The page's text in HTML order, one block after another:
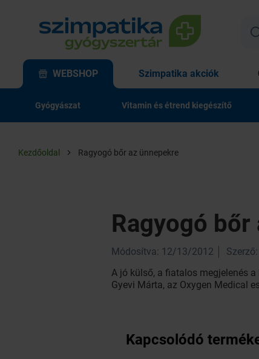
WEBSHOP Szimpatika akciók
Gyógyászat Vitamin és étrend kiegészítő
Kezdőoldal Ragyogó bőr az ünnepekre
Ragyogó bőr
Módosítva: 12/13/2012
A jó külső, a fiatalos megjelenés
Gyevi Márta, az Oxygen Medical
Kapcsolódó